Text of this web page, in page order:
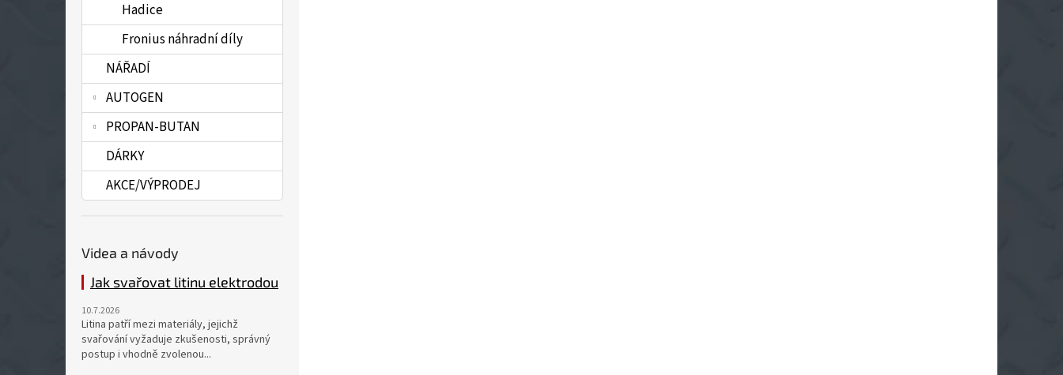
Hadice
Fronius náhradní díly
NÁŘADÍ
AUTOGEN
PROPAN-BUTAN
DÁRKY
AKCE/VÝPRODEJ
Videa a návody
Jak svařovat litinu elektrodou
10.7.2026
Litina patří mezi materiály, jejichž
svařování vyžaduje zkušenosti, správný
postup i vhodně zvolenou...